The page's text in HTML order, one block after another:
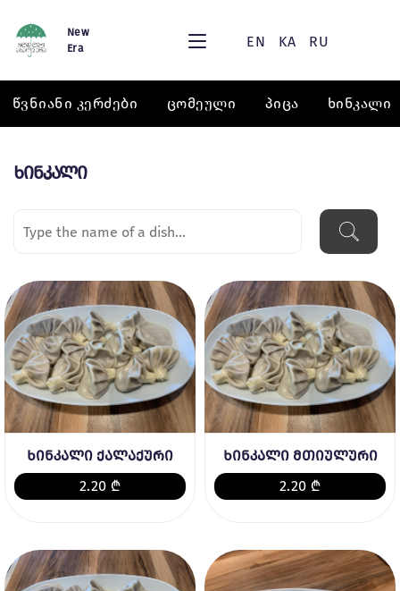
New
Era
EN KA RU
წვნიანი კერძები ცომეული პიცა ხინკალი
ხინკალი
ხინკალი ქალაქური
2.20 ₾
ხინკალი მთიულური
2.20 ₾